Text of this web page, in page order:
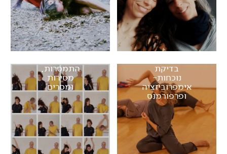
בדיקת
נוכחות-
אימפרוביזציה
ופרפורמנס
התמסרות,
מסירות
ומסרים